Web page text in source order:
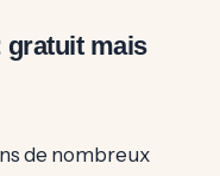
gratuit mais
de nombreux